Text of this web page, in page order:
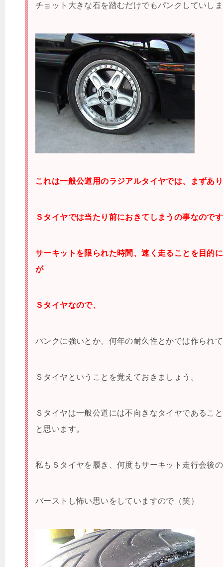
チョット大きな石を踏むだけでもパンクしていし
これは一般公道用のラジアルタイヤでは、まずあ
Ｓタイヤでは当たり前におきてしまうの事なので
サーキットを限られた時間、速く走ることを目的
が
Ｓタイヤなので、
パンクに強いとか、何年の耐久性とかでは作られ
Ｓタイヤということを覚えておきましょう。
Ｓタイヤは一般公道には不向きなタイヤであるこ
と思います。
私もＳタイヤを履き、何度もサーキット走行会後
バーストし怖い思いをしていますので（笑）